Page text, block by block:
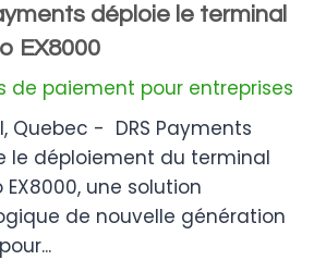
déploie le terminal
EX8000
de paiement pour entreprises
Quebec - DRS Payments
le déploiement du terminal
une solution
de nouvelle génération